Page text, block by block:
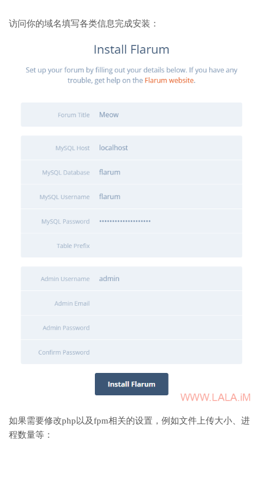
访问你的域名填写各类信息完成安装：
如果需要修改php以及fpm相关的设置，例如文件上传大小、进
程数量等：